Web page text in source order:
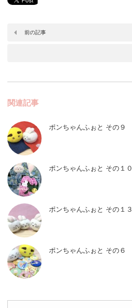
前の記事
関連記事
ポンちゃんふぉと その９
ポンちゃんふぉと その１０
ポンちゃんふぉと その１３
ポンちゃんふぉと その６